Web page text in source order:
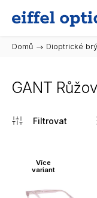
Domů / Dioptrické
GANT
Více
variant